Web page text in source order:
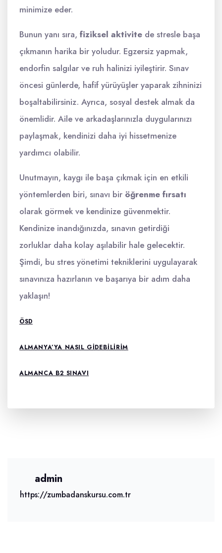
minimize eder.
Bunun yanı sıra, fiziksel aktivite de stresle başa
çıkmanın harika bir yoludur. Egzersiz yapmak,
endorfin salgılar ve ruh halinizi iyileştirir. Sınav
öncesi günlerde, hafif yürüyüşler yaparak zihninizi
boşaltabilirsiniz. Ayrıca, sosyal destek almak da
önemlidir. Aile ve arkadaşlarınızla duygularınızı
paylaşmak, kendinizi daha iyi hissetmenize
yardımcı olabilir.
Unutmayın, kaygı ile başa çıkmak için en etkili
yöntemlerden biri, sınavı bir öğrenme fırsatı
olarak görmek ve kendinize güvenmektir.
Kendinize inandığınızda, sınavın getirdiği
zorluklar daha kolay aşılabilir hale gelecektir.
Şimdi, bu stres yönetimi tekniklerini uygulayarak
sınavınıza hazırlanın ve başarıya bir adım daha
yaklaşın!
ÖSD
ALMANYA’YA NASIL GIDEBILIRIM
ALMANCA B2 SINAVI
admin
https://zumbadanskursu.com.tr